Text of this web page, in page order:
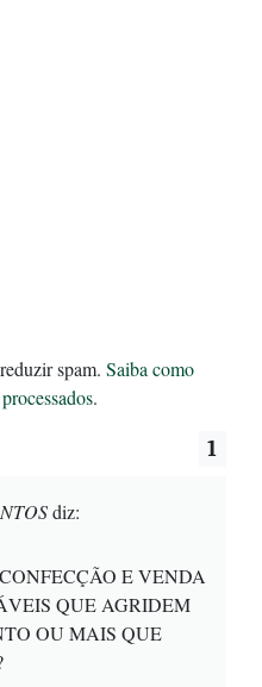
spam. Saiba como
.
1
diz:
E VENDA
QUE AGRIDEM
OU MAIS QUE